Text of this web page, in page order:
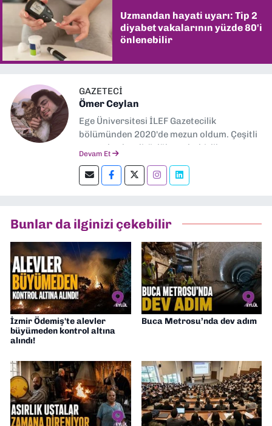
Uzmandan hayati uyarı: Tip 2
diyabet vakalarının yüzde 80'i
önlenebilir
GAZETECİ
Ömer Ceylan
Ege Üniversitesi İLEF Gazetecilik
bölümünden 2020'de mezun oldum. Çeşitli
gazetelerde editörlük, muhabirlik yaptım.
editörlük yapıyorum.
Devam Et
Bunlar da ilginizi çekebilir
İzmir Ödemiş'te alevler
büyümeden kontrol altına
alındı!
Buca Metrosu’nda dev adım